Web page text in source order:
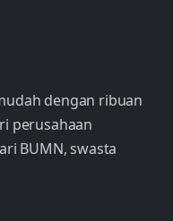
dengan ribuan
perusahaan
BUMN, swasta